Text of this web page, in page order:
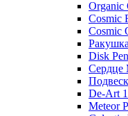
Organic
Cosmic
Cosmic
Disk
Сердце
De-Art
Meteor